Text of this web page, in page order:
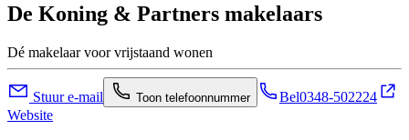
De Koning & Partners makelaars
Dé makelaar voor vrijstaand wonen
Stuur e-mail Toon telefoonnummer Bel0348-502224
Website